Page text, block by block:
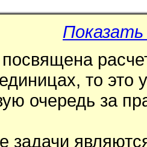
то это
очередь за